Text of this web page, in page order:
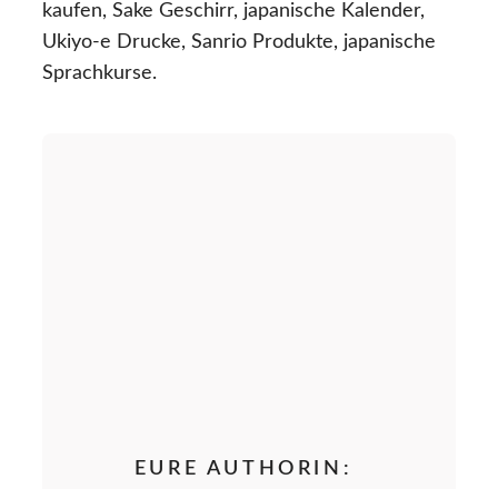
kaufen, Sake Geschirr, japanische Kalender,
Ukiyo-e Drucke, Sanrio Produkte, japanische
Sprachkurse.
EURE AUTHORIN: